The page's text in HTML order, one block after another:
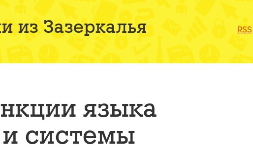
из Зазеркалья RSS
языка
и системы